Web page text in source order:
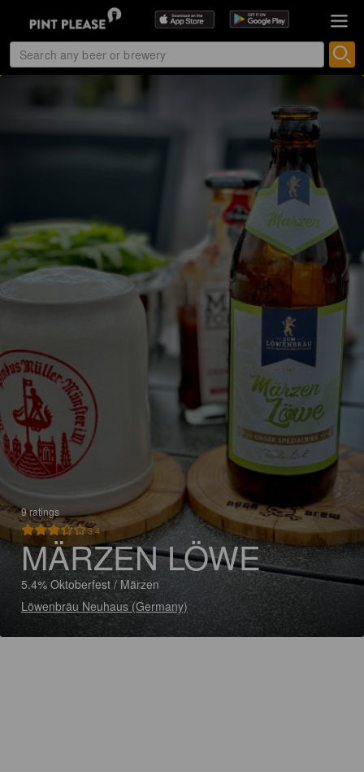
9 ratings
3.4
MÄRZEN LÖWE
5.4% Oktoberfest / Märzen
Löwenbräu Neuhaus (Germany)